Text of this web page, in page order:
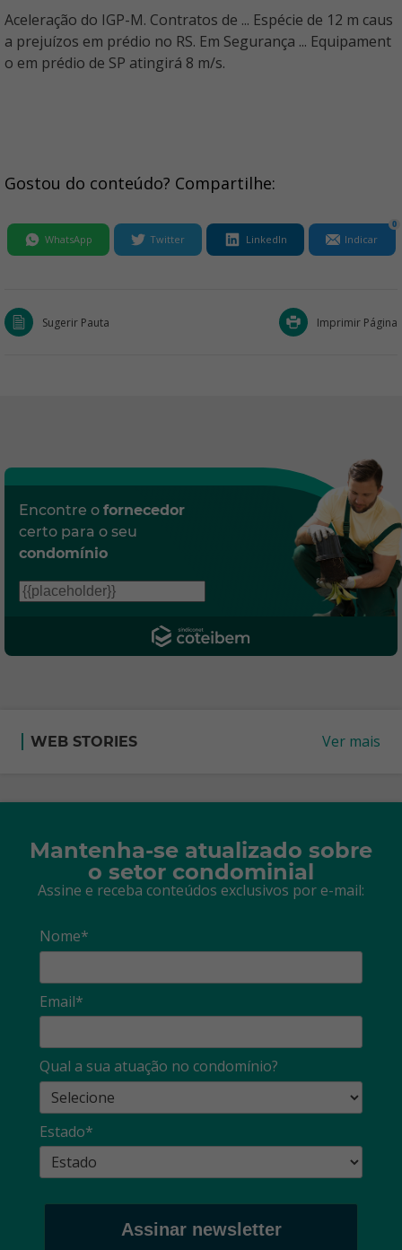
Aceleração do IGP-M. Contratos de ... Espécie de 12 m caus
a prejuízos em prédio no RS. Em Segurança ... Equipament
o em prédio de SP atingirá 8 m/s.
Gostou do conteúdo? Compartilhe:
WhatsApp Twitter LinkedIn Indicar
0
Sugerir Pauta Imprimir Página
Encontre o fornecedor
certo para o seu
condomínio
WEB STORIES Ver mais
Mantenha-se atualizado sobre
o setor condominial
Assine e receba conteúdos exclusivos por e-mail:
Nome*
Email*
Qual a sua atuação no condomínio?
Estado*
Assinar newsletter